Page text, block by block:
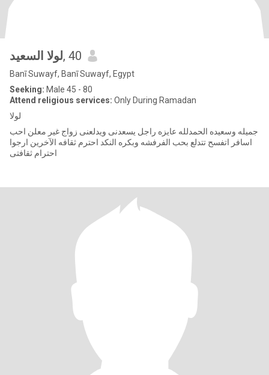
لولا السعيد, 40
Banī Suwayf, Banī Suwayf, Egypt
Seeking: Male 45 - 80
Attend religious services: Only During Ramadan
لولا
جميله وسعيده الحمدلله عايزه راجل يسعدنى ويدلعنى زواج غير معلن احب
اسافر اتفسح تتدلع بحب الفرفشه وبكره النكد احترم ثقافه الآخرين ارجوا
احترام ثقافتى